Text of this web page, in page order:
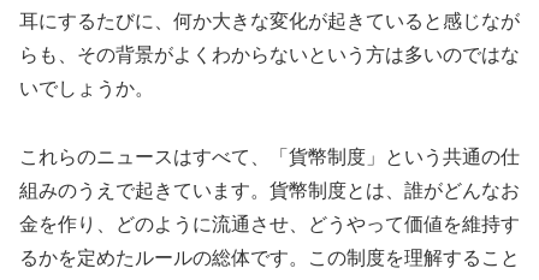
耳にするたびに、何か大きな変化が起きていると感じなが
らも、その背景がよくわからないという方は多いのではな
いでしょうか。
これらのニュースはすべて、「貨幣制度」という共通の仕
組みのうえで起きています。貨幣制度とは、誰がどんなお
金を作り、どのように流通させ、どうやって価値を維持す
るかを定めたルールの総体です。この制度を理解すること